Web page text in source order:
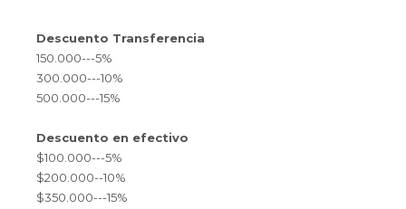
Descuento Transferencia
150.000---5%
300.000---10%
500.000---15%
Descuento en efectivo
$100.000---5%
$200.000--10%
$350.000---15%